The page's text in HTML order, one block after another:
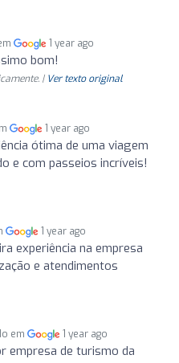
1 year ago
bom!
| Ver texto original
1 year ago
ótima de uma viagem
e com passeios incríveis!
1 year ago
experiência na empresa
e atendimentos
em 1 year ago
empresa de turismo da